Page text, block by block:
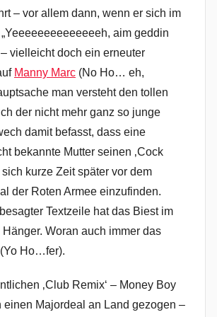
– vor allem dann, wenn er sich im
aim geddin
vielleicht doch ein erneuter
Manny Marc (No Ho… eh,
man versteht den tollen
der nicht mehr ganz so junge
damit befasst, dass eine
bekannte Mutter seinen ‚Cock
sich kurze Zeit später vor dem
der Roten Armee einzufinden.
Textzeile hat das Biest im
Woran auch immer das
Ho…fer).
‚Club Remix‘ – Money Boy
einen Majordeal an Land gezogen –